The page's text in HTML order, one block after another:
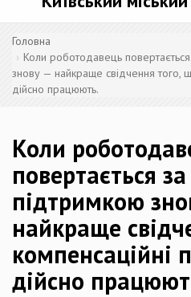
Головна
Коли роботодавець
знову — найкраще свідчення того,
дійсно працюють.
Коли
повертається
підтримкою
найкраще
компенсаційні
дійсно